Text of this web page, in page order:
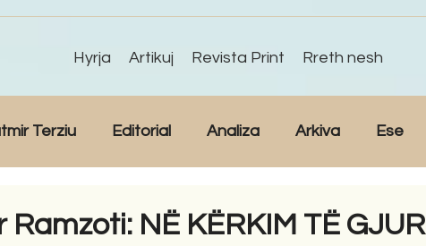
Hyrja Artikuj Revista Print Rreth nesh
Terziu Editorial Analiza Arkiva Ese
Ramzoti: NË KËRKIM TË